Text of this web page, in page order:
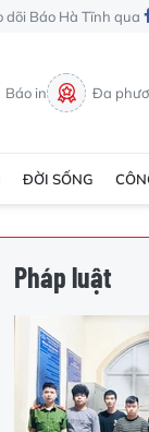
dõi Báo Hà Tĩnh qua
Báo in Đa
ĐỜI SỐNG
Pháp luật